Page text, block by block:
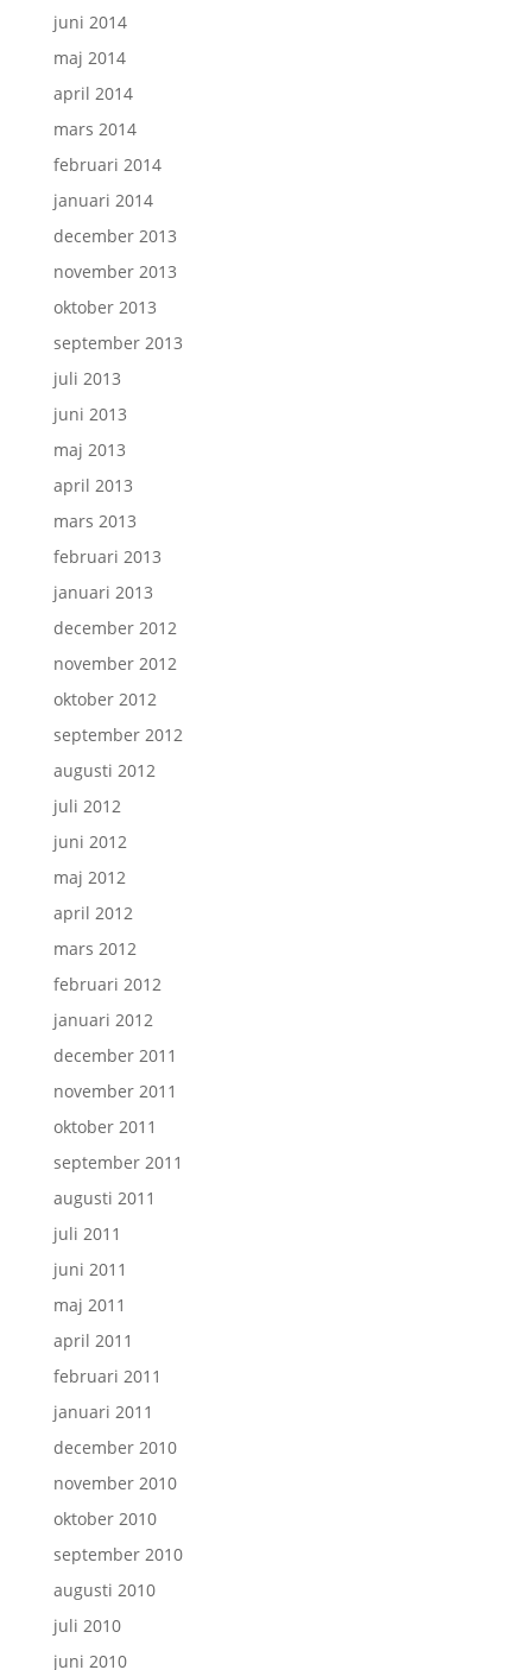
juni 2014
maj 2014
april 2014
mars 2014
februari 2014
januari 2014
december 2013
november 2013
oktober 2013
september 2013
juli 2013
juni 2013
maj 2013
april 2013
mars 2013
februari 2013
januari 2013
december 2012
november 2012
oktober 2012
september 2012
augusti 2012
juli 2012
juni 2012
maj 2012
april 2012
mars 2012
februari 2012
januari 2012
december 2011
november 2011
oktober 2011
september 2011
augusti 2011
juli 2011
juni 2011
maj 2011
april 2011
februari 2011
januari 2011
december 2010
november 2010
oktober 2010
september 2010
augusti 2010
juli 2010
juni 2010